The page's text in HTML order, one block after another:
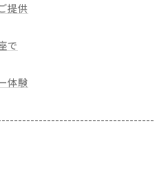
提供
で
体験